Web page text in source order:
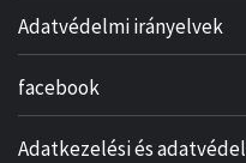
Adatvédelmi irányelvek
facebook
Adatkezelési és